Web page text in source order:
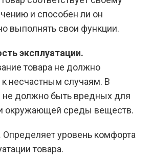
и способен ли он
выполнять свои функции.
эксплуатации.
товара не должно
к несчастным случаям. В
не должно быть вредных для
окружающей среды веществ.
Определяет уровень комфорта
товара.